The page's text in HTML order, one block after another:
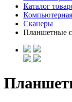
Каталог
Сканеры
Планшетные